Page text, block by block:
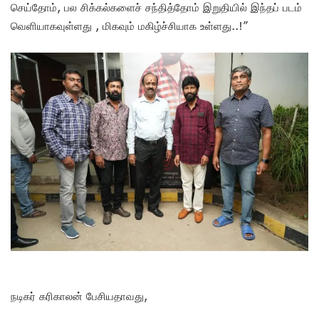
செய்தோம், பல சிக்கல்களைச் சந்தித்தோம் இறுதியில் இந்தப் படம்
வெளியாகவுள்ளது , மிகவும் மகிழ்ச்சியாக உள்ளது..!”
நடிகர் கரிகாலன் பேசியதாவது,